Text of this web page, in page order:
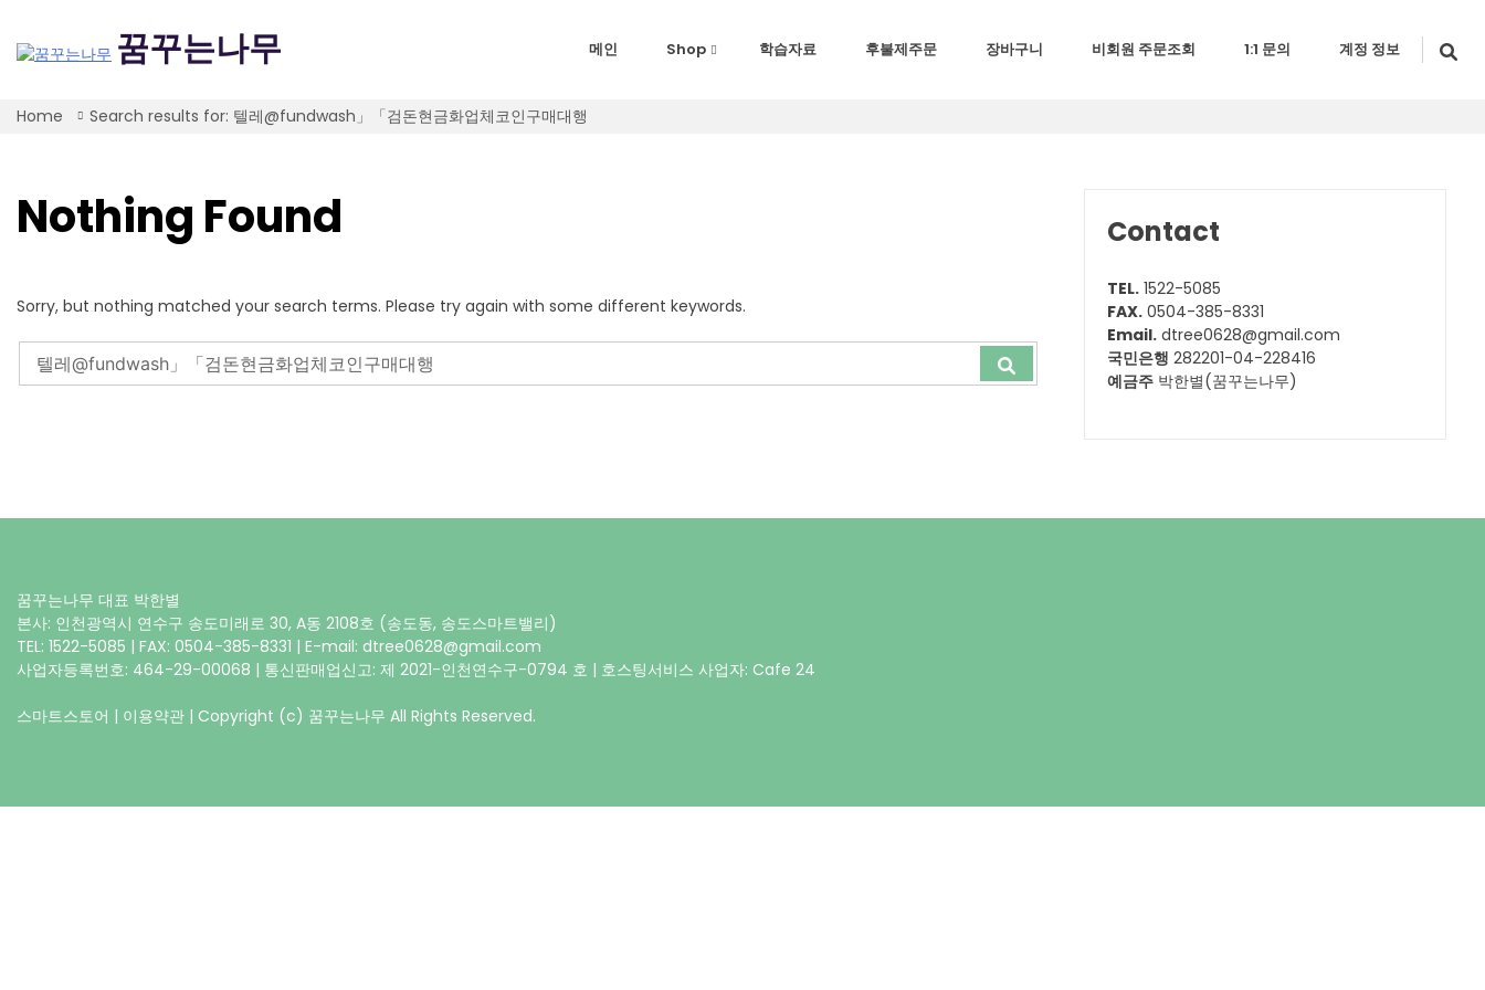
content
꿈꾸는나무 메인 Shop 학습자료 후불제주문 장바구니 비회원 주문조회 1:1 문의 계정 정보
Home Search results for: 텔레@fundwash」「검돈현금화업체코인구매대행
Nothing Found
Sorry, but nothing matched your search terms. Please try again with some different keywords.
Contact
TEL. 1522-5085
FAX. 0504-385-8331
Email. dtree0628@gmail.com
국민은행 282201-04-228416
예금주 박한별(꿈꾸는나무)
꿈꾸는나무 대표 박한별
본사: 인천광역시 연수구 송도미래로 30, A동 2108호 (송도동, 송도스마트밸리)
TEL: 1522-5085 | FAX: 0504-385-8331 | E-mail: dtree0628@gmail.com
사업자등록번호: 464-29-00068 | 통신판매업신고: 제 2021-인천연수구-0794 호 | 호스팅서비스 사업자: Cafe 24
스마트스토어 | 이용약관 | Copyright (c) 꿈꾸는나무 All Rights Reserved.